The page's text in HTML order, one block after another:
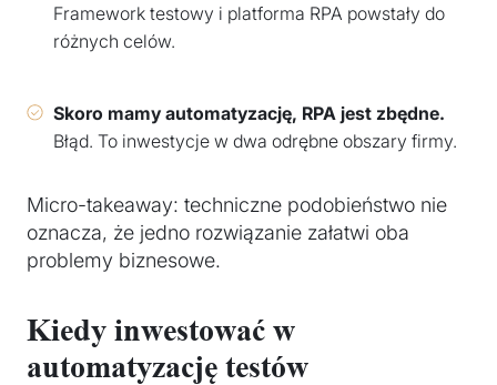
Framework testowy i platforma RPA powstały do
różnych celów.
Skoro mamy automatyzację, RPA jest zbędne.
Błąd. To inwestycje w dwa odrębne obszary firmy.
Micro-takeaway: techniczne podobieństwo nie
oznacza, że jedno rozwiązanie załatwi oba
problemy biznesowe.
Kiedy inwestować w
automatyzację testów